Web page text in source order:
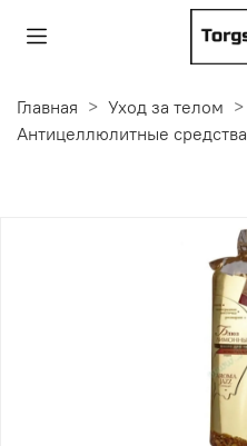
Главная
Уход за телом
Антицеллюлитные средства